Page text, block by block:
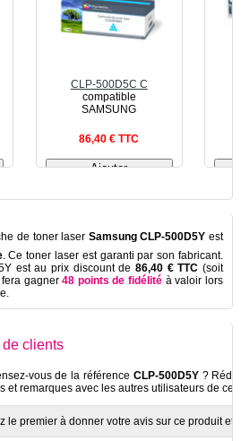
CLP-500D5C C
compatible
SAMSUNG
86,40 € TTC
de toner laser Samsung CLP-500D5Y est
. Ce toner laser est garanti par son fabricant.
est au prix discount de86,40 € TTC (soit
fera gagner48 points de fidélité à valoir lors
clients
vous de la référence CLP-500D5Y?
et remarques avec les autres utilisateurs de ce
le premier à donner votre avis sur ce produit et